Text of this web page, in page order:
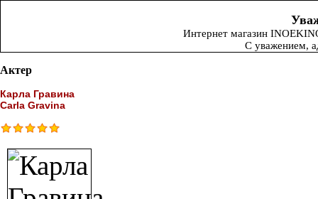
Интернет магазин
С уважением,
Актер
Карла Гравина
Carla Gravina